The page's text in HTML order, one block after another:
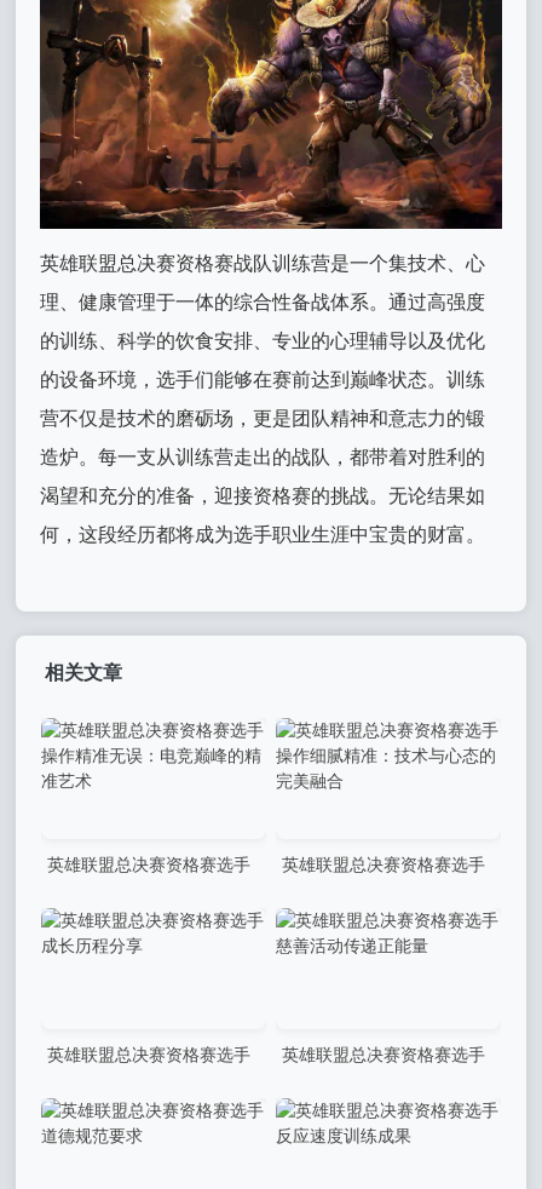
英雄联盟总决赛资格赛战队训练营是一个集技术、心
理、健康管理于一体的综合性备战体系。通过高强度
的训练、科学的饮食安排、专业的心理辅导以及优化
的设备环境，选手们能够在赛前达到巅峰状态。训练
营不仅是技术的磨砺场，更是团队精神和意志力的锻
造炉。每一支从训练营走出的战队，都带着对胜利的
渴望和充分的准备，迎接资格赛的挑战。无论结果如
何，这段经历都将成为选手职业生涯中宝贵的财富。
相关文章
英雄联盟总决赛资格赛选手
准艺术
英雄联盟总决赛资格赛选手
完美融合
英雄联盟总决赛资格赛选手
英雄联盟总决赛资格赛选手